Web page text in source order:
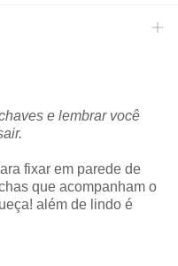
e lembrar você
fixar em parede de
que acompanham o
além de lindo é